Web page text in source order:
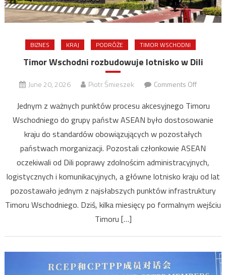
BIZNES KRAJ PODRÓŻE TIMOR WSCHODNI
Timor Wschodni rozbudowuje lotnisko w Dili
June 20, 2026 Piotr Śmieszek Comments Offon
Wschodni
lotnisko
w
Dili
Jednym z ważnych punktów procesu akcesyjnego Timoru
Wschodniego do grupy państw ASEAN było dostosowanie
kraju do standardów obowiązujących w pozostałych
państwach morganizacji. Pozostali członkowie ASEAN
oczekiwali od Dili poprawy zdolnościm administracyjnych,
logistycznych i komunikacyjnych, a główne lotnisko kraju od lat
pozostawało jednym z najsłabszych punktów infrastruktury
Timoru Wschodniego. Dziś, kilka miesięcy po formalnym wejściu
Timoru […]